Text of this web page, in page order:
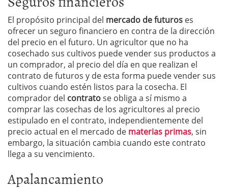
El propósito principal del mercado de futuros es
ofrecer un seguro financiero en contra de la dirección
del precio en el futuro. Un agricultor que no ha
cosechado sus cultivos puede vender sus productos a
un comprador, al precio del día en que realizan el
contrato de futuros y de esta forma puede vender sus
cultivos cuando estén listos para la cosecha. El
comprador del contratose obliga a sí mismo a
comprar las cosechas de los agricultores al precio
estipulado en el contrato, independientemente del
precio actual en el mercado de materias primas, sin
embargo, la situación cambia cuando este contrato
llega a su vencimiento.
Apalancamiento